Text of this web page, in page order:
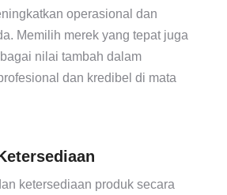
operasional dan
Memilih merek yang tepat juga
nilai tambah dalam
dan kredibel di mata
ketersediaan produk secara